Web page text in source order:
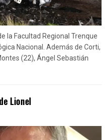
la Facultad Regional Trenque
Nacional. Además de Corti,
(22), Ángel Sebastián
Lionel